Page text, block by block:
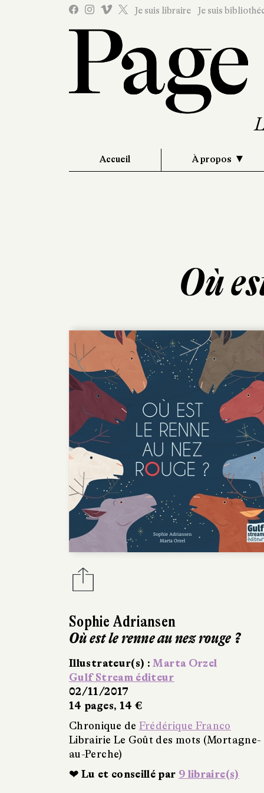
Je suis libraire Je suis
Accueil À propos
Où
Sophie Adriansen
Où est le renne au nez rouge ?
Illustrateur(s) : Marta Orzel
Gulf Stream éditeur
02/11/2017
14 pages, 14 €
Chronique de Frédérique Franco
Librairie Le Goût des mots (Mortagne-
au-Perche)
❤ Lu et conseillé par 9 libraire(s)